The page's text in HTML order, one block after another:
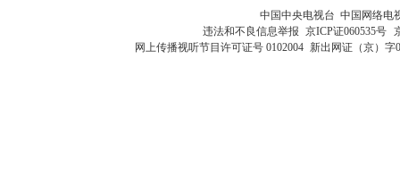
中国中央电视台 中国网络电
违法和不良信息举报 京ICP证060535号
网上传播视听节目许可证号 0102004 新出网证（京）